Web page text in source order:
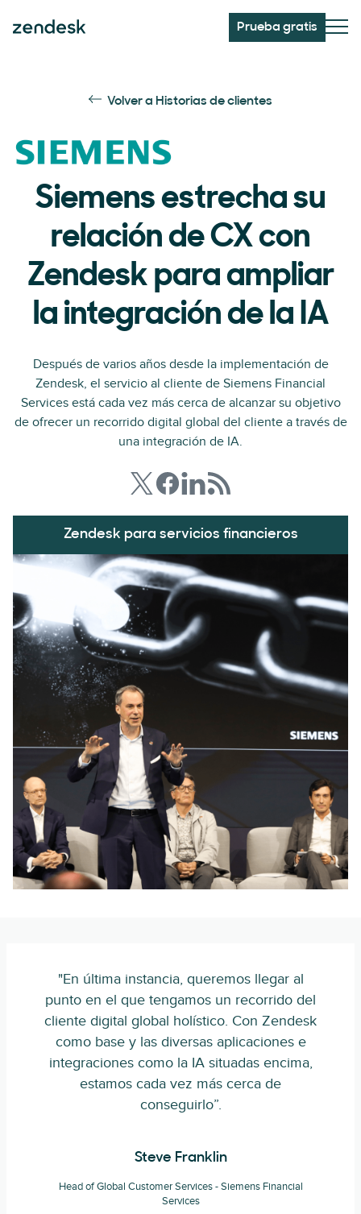
Prueba gratis
Volver a Historias de clientes
Siemens estrecha su
relación de CX con
Zendesk para ampliar
la integración de la IA
Después de varios años desde la implementación de
Zendesk, el servicio al cliente de Siemens Financial
Services está cada vez más cerca de alcanzar su objetivo
de ofrecer un recorrido digital global del cliente a través de
una integración de IA.
Zendesk para servicios financieros
"En última instancia, queremos llegar al
punto en el que tengamos un recorrido del
cliente digital global holístico. Con Zendesk
como base y las diversas aplicaciones e
integraciones como la IA situadas encima,
estamos cada vez más cerca de
conseguirlo”.
Steve Franklin
Head of Global Customer Services - Siemens Financial
Services